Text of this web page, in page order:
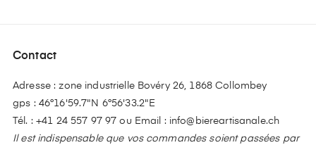
Contact
Adresse : zone industrielle Bovéry 26, 1868 Collombey
gps : 46°16'59.7"N 6°56'33.2"E
Tél. : +41 24 557 97 97 ou Email : info@biereartisanale.ch
Il est indispensable que vos commandes soient passées par